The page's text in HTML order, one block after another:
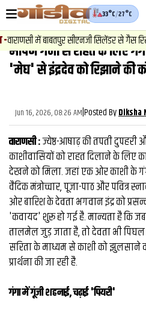
33°C/27°C
में बाबतपुर सीएनजी सिलेंडर से गैस
वीडियोज़
वाराणसी न्यूज़
राजनीति
फिल्मी
साहित्य
संस्कृति
ख़ान पान और जीवनशैली
अंतरराष्ट्रीय
फैक्ट चेक
मौसम
भीषण गर्मी से राहत के लिए
'मेघ' से इंद्रदेव को रिझाने की
Jun 16, 2026, 08:26 AM|Posted ByDiksha
वाराणसी :ज्येष्ठ-आषाढ़ की तपती दुपहरी
काशीवासियों को राहत दिलाने के लिए
देखने को मिला. जहां एक ओर काशी के
वैदिक मंत्रोच्चार, पूजा-पाठ और पवित्र
ओर बारिश के देवता भगवान इंद्र को
'कवायद' शुरू हो गई है. मान्यता है कि
तालमेल जुड़ जाता है, तो देवता भी
सरिता के माध्यम से काशी को झुलसाने
प्रार्थना की जा रही है.
गंगा में गूंजी शहनाई, चढ़ाई 'पियरी'